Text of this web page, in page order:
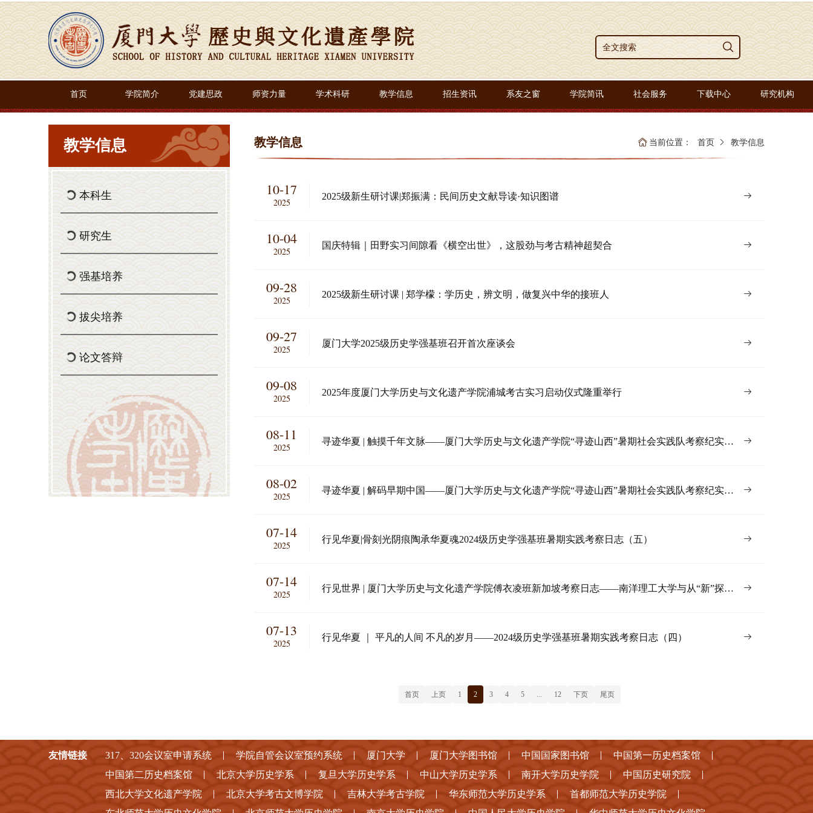
首页 学院简介 党建思政 师资力量 学术科研 教学信息 招生资讯 系友之窗 学院简讯 社会服务 下载中心 研究机构
教学信息
本科生
研究生
强基培养
拔尖培养
论文答辩
教学信息 当前位置： 首页 教学信息
10-17
2025
2025级新生研讨课|郑振满：民间历史文献导读·知识图谱
10-04
2025
国庆特辑｜田野实习间隙看《横空出世》，这股劲与考古精神超契合
09-28
2025
2025级新生研讨课 | 郑学檬：学历史，辨文明，做复兴中华的接班人
09-27
2025
厦门大学2025级历史学强基班召开首次座谈会
09-08
2025
2025年度厦门大学历史与文化遗产学院浦城考古实习启动仪式隆重举行
08-11
2025
寻迹华夏 | 触摸千年文脉——厦门大学历史与文化遗产学院“寻迹山西”暑期社会实践队考察纪实
08-02
2025
寻迹华夏 | 解码早期中国——厦门大学历史与文化遗产学院“寻迹山西”暑期社会实践队考察纪实
07-14
2025
行见华夏|骨刻光阴痕陶承华夏魂2024级历史学强基班暑期实践考察日志（五）
07-14
2025
行见世界 | 厦门大学历史与文化遗产学院傅衣凌班新加坡考察日志——南洋理工大学与从“新”探索
07-13
2025
行见华夏 ｜ 平凡的人间 不凡的岁月——2024级历史学强基班暑期实践考察日志（四）
首页 上页 1 2 3 4 5 ... 12 下页 尾页
友情链接 317、320会议室申请系统 学院自管会议室预约系统 厦门大学 厦门大学图书馆 中国国家图书馆
中国第一历史档案馆
中国第二历史档案馆
北京大学历史学系 复旦大学历史学系 中山大学历史学系 南开大学历史学院
中国历史研究院
西北大学文化遗产学院
北京大学考古文博学院 吉林大学考古学院 华东师范大学历史学系
首都师范大学历史学院